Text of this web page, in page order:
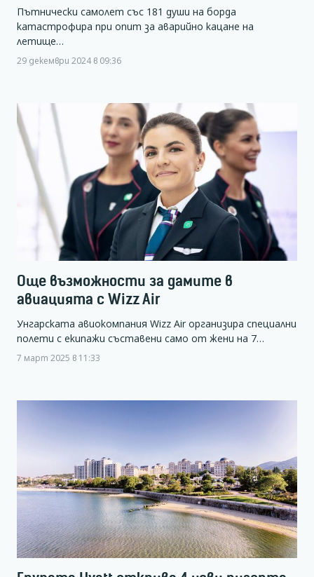
Пътнически самолет със 181 души на борда
катастрофира при опит за аварийно кацане на
летище…
29 декември 2024 в 09:36
Още възможности за дамите в
авиацията с Wizz Air
Унгарската авиокомпания Wizz Air организира специални
полети с екипажи съставени само от жени на 7…
7 март 2025 в 11:33